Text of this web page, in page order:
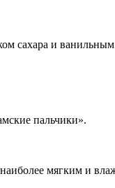
сахара и
пальчики».
мягким и